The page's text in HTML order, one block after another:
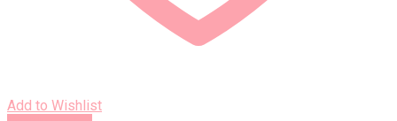
Add to Wishlist